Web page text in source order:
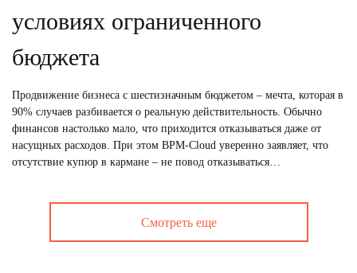
условиях ограниченного
бюджета
Продвижение бизнеса с шестизначным бюджетом – мечта, которая в
90% случаев разбивается о реальную действительность. Обычно
финансов настолько мало, что приходится отказываться даже от
насущных расходов. При этом BPM-Cloud уверенно заявляет, что
отсутствие купюр в кармане – не повод отказываться…
Смотреть еще